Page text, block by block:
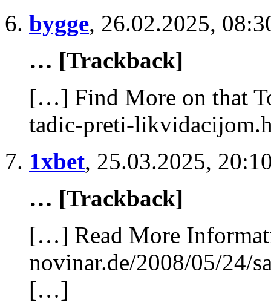
bygge, 26.02.2025,
… [Trackback]
[…] Find More on that
tadic-preti-
1xbet, 25.03.2025,
… [Trackback]
[…] Read More
novinar.de/2008/05/24/
[…]